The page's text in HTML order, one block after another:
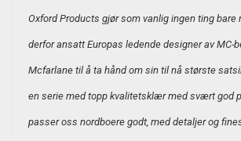
Oxford Products gjør som vanlig ingen ting bare
derfor ansatt Europas ledende designer av MC-
Mcfarlane til å ta hånd om sin til nå største
en serie med topp kvalitetsklær med svært god
passer oss nordboere godt, med detaljer og